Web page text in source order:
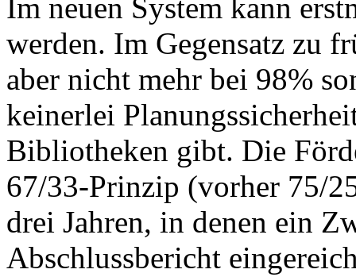
Im neuen System kann
werden. Im Gegensatz zu
aber nicht mehr bei 98%
keinerlei
Bibliotheken gibt. Die
67/33-Prinzip (vorher 75/
drei Jahren, in denen ein
Abschlussbericht